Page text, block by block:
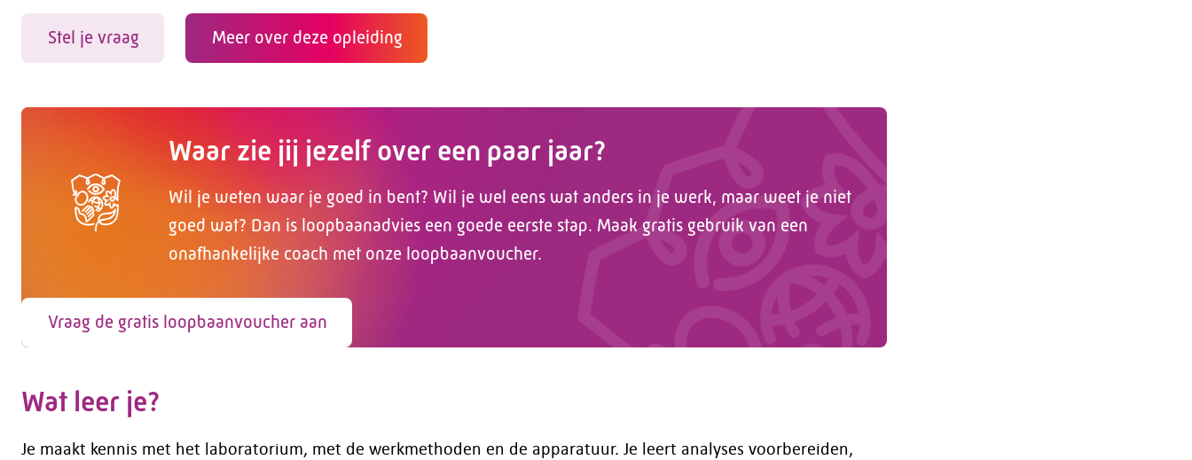
Stel je vraag Meer over deze opleiding
Waar zie jij jezelf over een paar jaar?
Wil je weten waar je goed in bent? Wil je wel eens wat anders in je werk, maar weet je niet
goed wat? Dan is loopbaanadvies een goede eerste stap. Maak gratis gebruik van een
onafhankelijke coach met onze loopbaanvoucher.
Vraag de gratis loopbaanvoucher aan
Wat leer je?
Je maakt kennis met het laboratorium, met de werkmethoden en de apparatuur. Je leert analyses voorbereiden,